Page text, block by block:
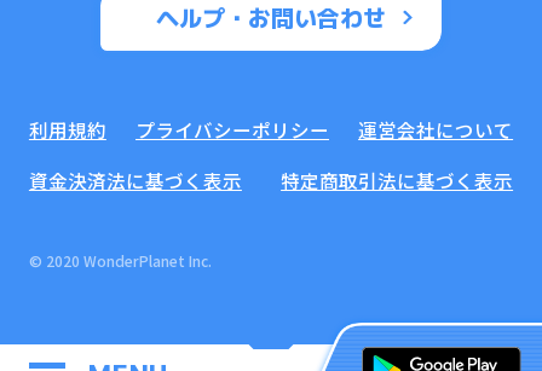
ヘルプ・お問い合わせ
利用規約 プライバシーポリシー
運営会社について
資金決済法に基づく表示
特定商取引法に基づく表示
© 2020 WonderPlanet Inc.